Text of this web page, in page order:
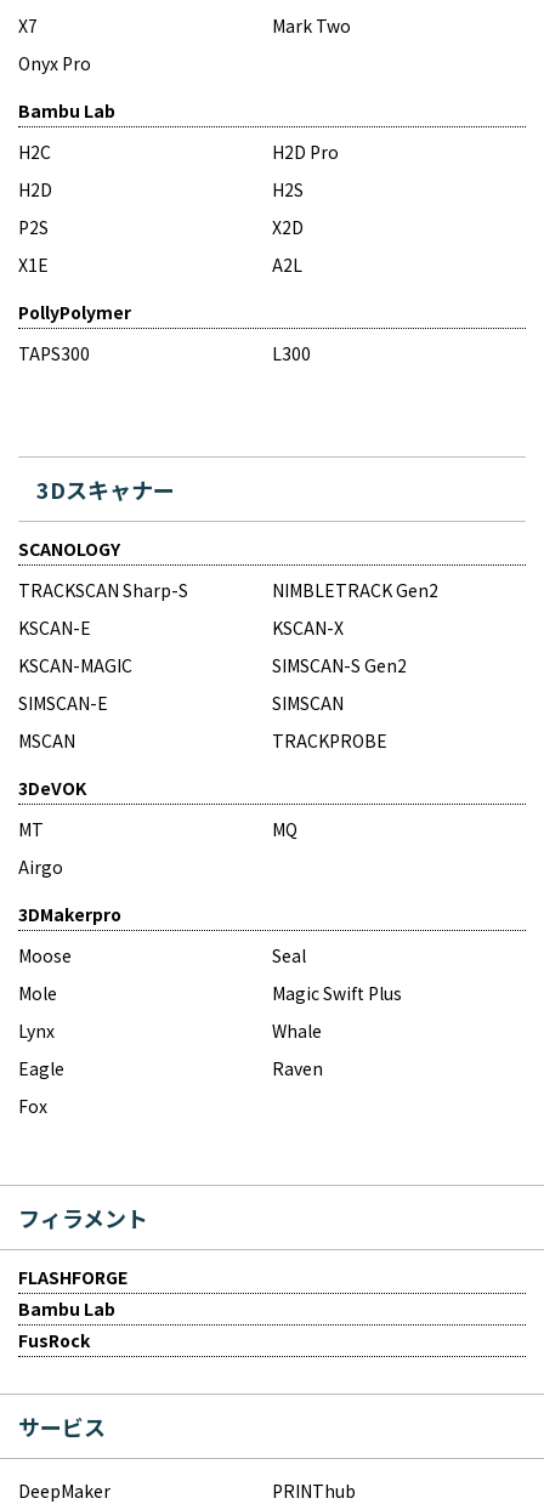
X7
Mark Two
Onyx Pro
Bambu Lab
H2C
H2D Pro
H2D
H2S
P2S
X2D
X1E
A2L
PollyPolymer
TAPS300
L300
3Dスキャナー
SCANOLOGY
TRACKSCAN Sharp-S
NIMBLETRACK Gen2
KSCAN-E
KSCAN-X
KSCAN-MAGIC
SIMSCAN-S Gen2
SIMSCAN-E
SIMSCAN
MSCAN
TRACKPROBE
3DeVOK
MT
MQ
Airgo
3DMakerpro
Moose
Seal
Mole
Magic Swift Plus
Lynx
Whale
Eagle
Raven
Fox
フィラメント
FLASHFORGE
Bambu Lab
FusRock
サービス
DeepMaker
PRINThub